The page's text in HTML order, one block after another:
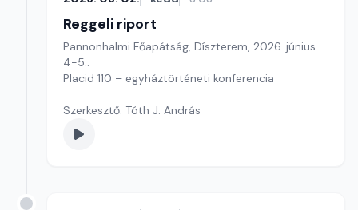
Reggeli riport
Pannonhalmi Főapátság, Díszterem, 2026. június
4-5.:
Placid 110 – egyháztörténeti konferencia
Szerkesztő: Tóth J. András